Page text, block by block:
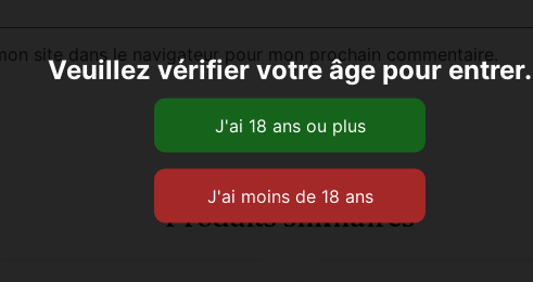
site dans le navigateur pour mon prochain commentaire.
Produits similaires
Veuillez vérifier votre âge pour entrer.